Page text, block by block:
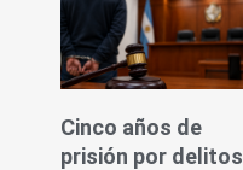
Cinco años de
prisión por delitos